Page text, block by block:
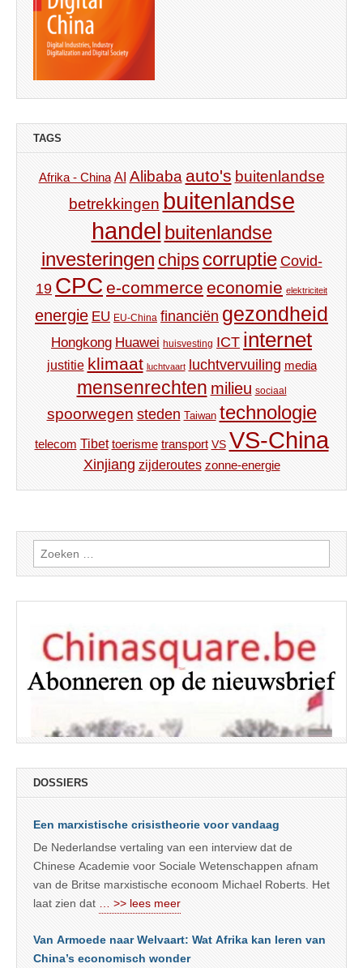
TAGS
Afrika - China AI Alibaba auto's buitenlandse
betrekkingen buitenlandse
handel buitenlandse
investeringen chips corruptie Covid-
19 CPC e-commerce economie elektriciteit
energie EU EU-China financiën gezondheid
Hongkong Huawei huisvesting ICT internet
justitie klimaat luchtvaart luchtvervuiling media
mensenrechten milieu sociaal
spoorwegen steden Taiwan technologie
telecom Tibet toerisme transport VS VS-China
Xinjiang zijderoutes zonne-energie
Zoeken
naar:
DOSSIERS
Een marxistische crisistheorie voor vandaag
De Nederlandse vertaling van een interview dat de
Chinese Academie voor Sociale Wetenschappen afnam
van de Britse marxistische econoom Michael Roberts. Het
laat zien dat … >> lees meer
Van Armoede naar Welvaart: Wat Afrika kan leren van
China’s economisch wonder